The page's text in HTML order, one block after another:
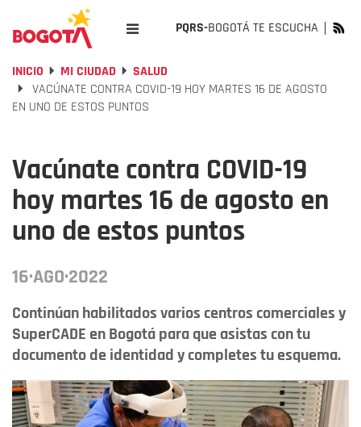
PQRS-BOGOTÁ TE ESCUCHA
INICIO MI CIUDAD
SALUD
VACÚNATE CONTRA COVID-19 HOY MARTES 16 DE AGOSTO
EN UNO DE ESTOS PUNTOS
Vacúnate contra COVID-19
hoy martes 16 de agosto en
uno de estos puntos
16·AGO·2022
Continúan habilitados varios centros comerciales y
SuperCADE en Bogotá para que asistas con tu
documento de identidad y completes tu esquema.